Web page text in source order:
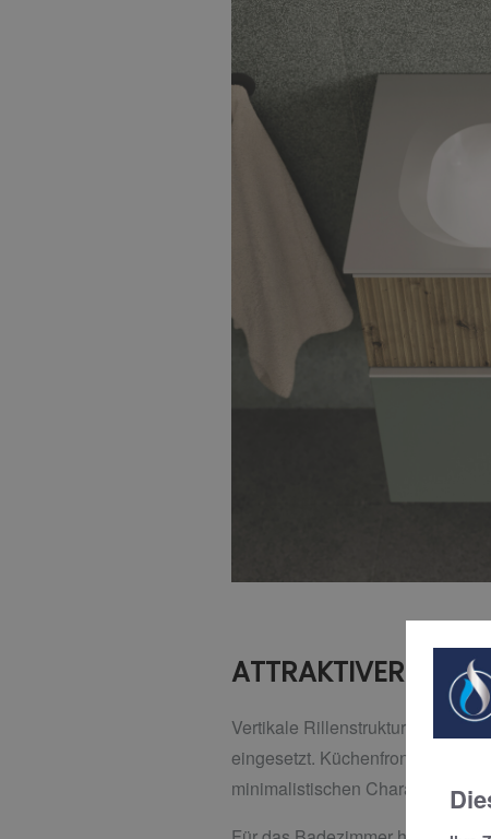
ATTRAKTIVER
Vertikale Rillenstrukturen
eingesetzt. Küchenfronten und
minimalistischen Charakter und